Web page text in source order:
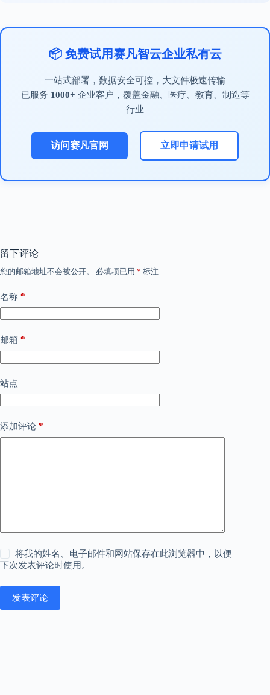
📦 免费试用赛凡智云企业私有云
一站式部署，数据安全可控，大文件极速传输
已服务 1000+ 企业客户，覆盖金融、医疗、教育、制造等
行业
访问赛凡官网 立即申请试用
留下评论
您的邮箱地址不会被公开。 必填项已用 * 标注
名称 *
邮箱 *
站点
添加评论 *
将我的姓名、电子邮件和网站保存在此浏览器中，以便
下次发表评论时使用。
发表评论